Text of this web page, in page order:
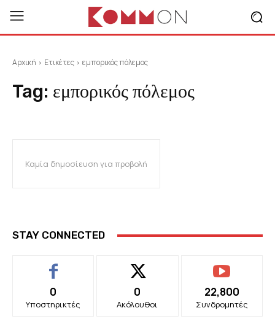
Αρχική Ετικέτες εμπορικός πόλεμος
Tag: εμπορικός πόλεμος
Καμία δημοσίευση για προβολή
STAY CONNECTED
0
Υποστηρικτές
0
Ακόλουθοι
22,800
Συνδρομητές